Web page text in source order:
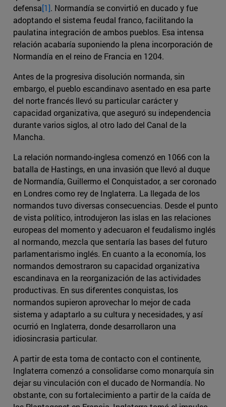
defensa[1]. Normandía se convirtió en ducado y fue
adoptando el sistema feudal franco, facilitando la
paulatina integración de ambos pueblos. Esa intensa
relación acabaría suponiendo la plena incorporación de
Normandía en el reino de Francia en 1204.
Antes de la progresiva disolución normanda, sin
embargo, el pueblo escandinavo asentado en esa parte
del norte francés llevó su particular carácter y
capacidad organizativa, que aseguró su independencia
durante varios siglos, al otro lado del Canal de la
Mancha.
La relación normando-inglesa comenzó en 1066 con la
batalla de Hastings, en una invasión que llevó al duque
de Normandía, Guillermo el Conquistador, a ser coronado
en Londres como rey de Inglaterra. La llegada de los
normandos tuvo diversas consecuencias. Desde el punto
de vista político, introdujeron las islas en las relaciones
europeas del momento y adecuaron el feudalismo inglés
al normando, mezcla que sentaría las bases del futuro
parlamentarismo inglés. En cuanto a la economía, los
normandos demostraron su capacidad organizativa
escandinava en la reorganización de las actividades
productivas. En sus diferentes conquistas, los
normandos supieron aprovechar lo mejor de cada
sistema y adaptarlo a su cultura y necesidades, y así
ocurrió en Inglaterra, donde desarrollaron una
idiosincrasia particular.
A partir de esta toma de contacto con el continente,
Inglaterra comenzó a consolidarse como monarquía sin
dejar su vinculación con el ducado de Normandía. No
obstante, con su fortalecimiento a partir de la caída de